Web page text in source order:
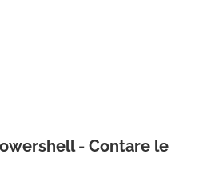
- Contare le